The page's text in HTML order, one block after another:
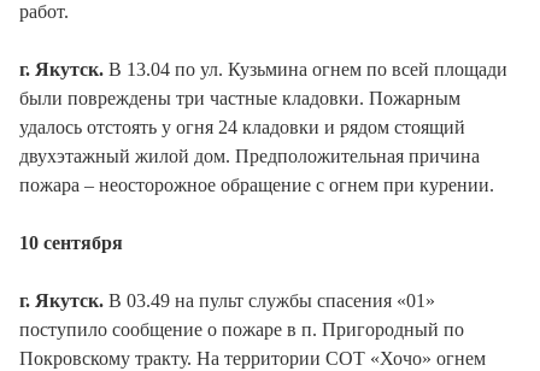
работ.
г. Якутск. В 13.04 по ул. Кузьмина огнем по всей площади
были повреждены три частные кладовки. Пожарным
удалось отстоять у огня 24 кладовки и рядом стоящий
двухэтажный жилой дом. Предположительная причина
пожара – неосторожное обращение с огнем при курении.
10 сентября
г. Якутск. В 03.49 на пульт службы спасения «01»
поступило сообщение о пожаре в п. Пригородный по
Покровскому тракту. На территории СОТ «Хочо» огнем